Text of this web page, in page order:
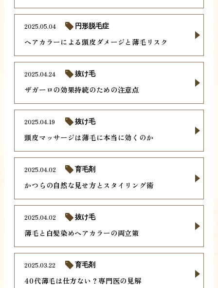
ヘアカラーによる頭皮ダメージと薄毛リスク
2025.05.04 円形脱毛症
ザガーロの効果持続のための注意点
2025.04.24 抜け毛
頭皮マッサージは薄毛に本当に効くのか
2025.04.19 抜け毛
かつらの自然な見せ方とスタイリング術
2025.04.02 育毛剤
薄毛と白髪染めヘアカラーの両立策
2025.04.02 抜け毛
40代薄毛は仕方ない？専門医の見解
2025.03.22 育毛剤